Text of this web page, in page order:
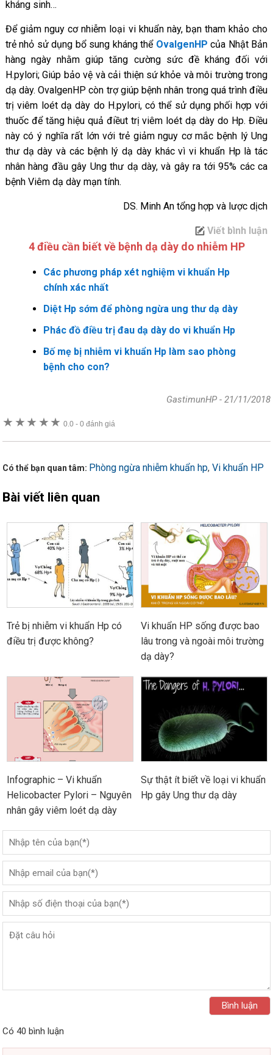
kháng sinh…
Để giảm nguy cơ nhiễm loại vi khuẩn này, bạn tham khảo cho
trẻ nhỏ sử dụng bổ sung kháng thể OvalgenHP của Nhật Bản
hàng ngày nhằm giúp tăng cường sức đề kháng đối với
H.pylori; Giúp bảo vệ và cải thiện sứ khỏe và môi trường trong
dạ dày. OvalgenHP còn trợ giúp bệnh nhân trong quá trình điều
trị viêm loét dạ dày do H.pylori, có thể sử dụng phối hợp với
thuốc để tăng hiệu quả điềut trị viêm loét dạ dày do Hp. Điều
này có ý nghĩa rất lớn với trẻ giảm nguy cơ mắc bệnh lý Ung
thư dạ dày và các bệnh lý dạ dày khác vì vi khuẩn Hp là tác
nhân hàng đầu gây Ung thư dạ dày, và gây ra tới 95% các ca
bệnh Viêm dạ dày mạn tính.
DS. Minh An tổng hợp và lược dịch
Viết bình luận
4 điều cần biết về bệnh dạ dày do nhiễm HP
Các phương pháp xét nghiệm vi khuẩn Hp
chính xác nhất
Diệt Hp sớm để phòng ngừa ung thư dạ dày
Phác đồ điều trị đau dạ dày do vi khuẩn Hp
Bố mẹ bị nhiễm vi khuẩn Hp làm sao phòng
bệnh cho con?
GastimunHP- 21/11/2018
★ ★ ★ ★ ★ 0.0 -0 đánh giá
Có thể bạn quan tâm: Phòng ngừa nhiễm khuẩn hp,Vi khuẩn HP
Bài viết liên quan
Trẻ bị nhiễm vi khuẩn Hp có
điều trị được không?
Vi khuẩn HP sống được bao
lâu trong và ngoài môi trường
dạ dày?
Infographic – Vi khuẩn
Helicobacter Pylori – Nguyên
nhân gây viêm loét dạ dày
Sự thật ít biết về loại vi khuẩn
Hp gây Ung thư dạ dày
Có 40 bình luận